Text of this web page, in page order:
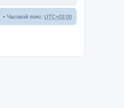
Часовой пояс: UTC+03:00